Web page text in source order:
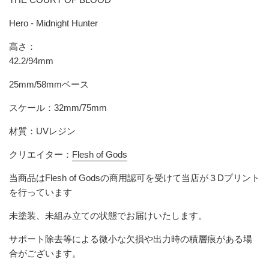
Hero - Midnight Hunter
高さ：
42.2/94mm
25mm/58mmベース
スケール：32mm/75mm
材質：UVレジン
クリエイター： Flesh of Gods
当商品はFlesh of Godsの商用認可を受けて当店が３Dプリント
を行っています
未塗装、未組み立ての状態でお届けいたします。
サポート除去等による微小な欠損や出力時の積層痕がある場
合がございます。